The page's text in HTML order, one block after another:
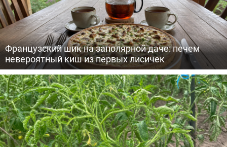
Французский шик на заполярной даче: печем
невероятный киш из первых лисичек